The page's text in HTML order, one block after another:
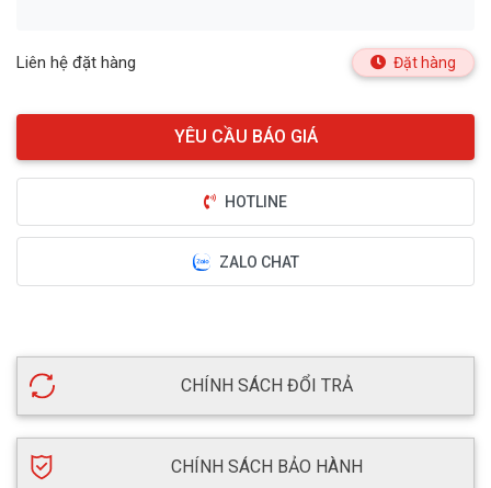
Liên hệ đặt hàng Đặt hàng
HOTLINE
ZALO CHAT
CHÍNH SÁCH ĐỔI TRẢ
CHÍNH SÁCH BẢO HÀNH